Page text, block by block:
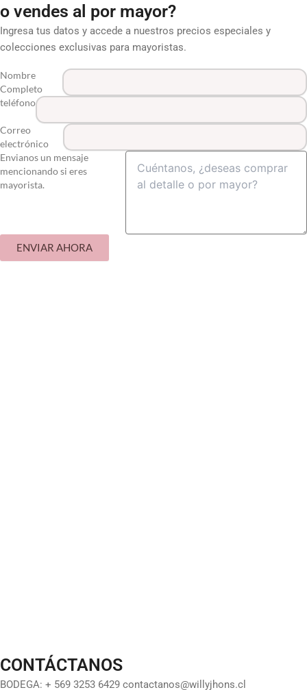
o vendes al por mayor?
Ingresa tus datos y accede a nuestros precios especiales y
colecciones exclusivas para mayoristas.
Nombre
Completo
teléfono
Correo
electrónico
Envianos un mensaje
mencionando si eres
mayorista.
ENVIAR AHORA
CONTÁCTANOS
BODEGA: + 569 3253 6429 contactanos@willyjhons.cl